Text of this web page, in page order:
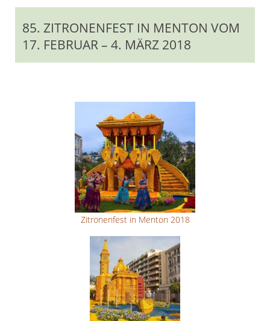
85. ZITRONENFEST IN MENTON VOM
17. FEBRUAR – 4. MÄRZ 2018
Zitronenfest in Menton 2018